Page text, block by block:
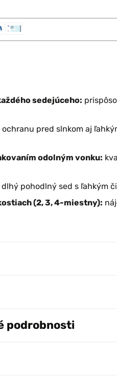
sedejúceho:
ochranu pred slnkom aj
odolným vonku:
dlhý pohodlný sed s ľahkým
(2, 3, 4-miestny):
podrobnosti